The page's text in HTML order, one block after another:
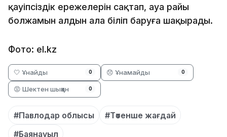
қауіпсіздік ережелерін сақтап, ауа райы
болжамын алдын ала біліп баруға шақырады.
Фото: el.kz
🤍 Ұнайды 0 😞 Ұнамайды 0
😡 Шектен шыққан 0
#Павлодар облысы
#Төтенше жағдай
#Баянауыл